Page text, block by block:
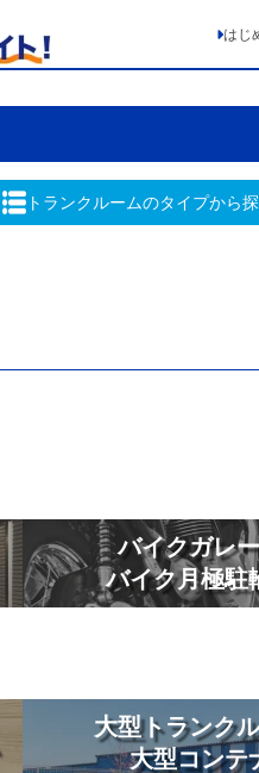
はじ
トランクルームのタイプから
バイクガレ
バイク月極駐
大型トランク
大型コンテ